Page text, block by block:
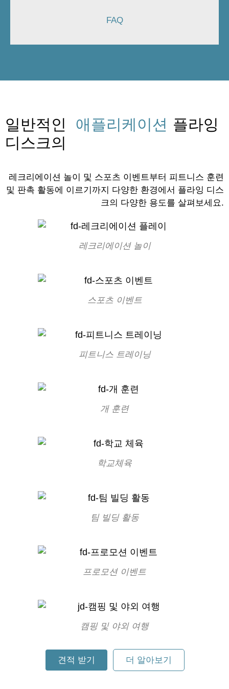
FAQ
일반적인 애플리케이션 플라잉
디스크의
레크리에이션 놀이 및 스포츠 이벤트부터 피트니스 훈련
및 판촉 활동에 이르기까지 다양한 환경에서 플라잉 디스
크의 다양한 용도를 살펴보세요.
레크리에이션 놀이
스포츠 이벤트
피트니스 트레이닝
개 훈련
학교체육
팀 빌딩 활동
프로모션 이벤트
캠핑 및 야외 여행
견적 받기 더 알아보기